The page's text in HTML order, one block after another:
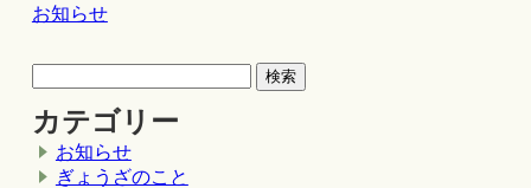
お知らせ
カテゴリー
お知らせ
ぎょうざのこと